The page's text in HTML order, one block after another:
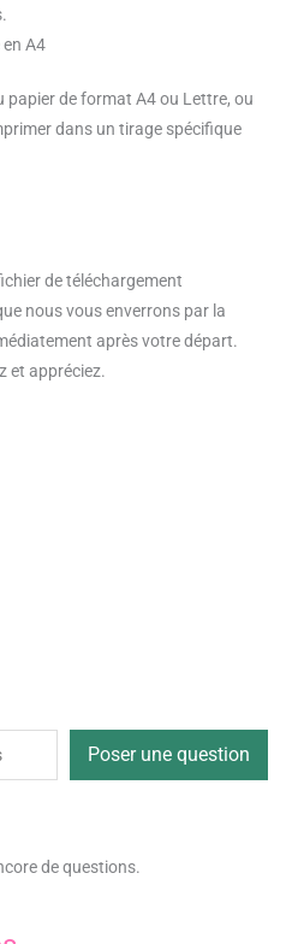
en A4
papier de format A4 ou Lettre, ou
dans un tirage spécifique
de téléchargement
nous vous enverrons par la
après votre départ.
et appréciez.
Poser une question
de questions.